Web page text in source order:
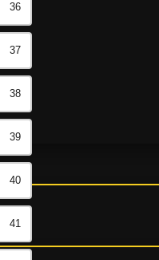
36
37
38
39
40
41